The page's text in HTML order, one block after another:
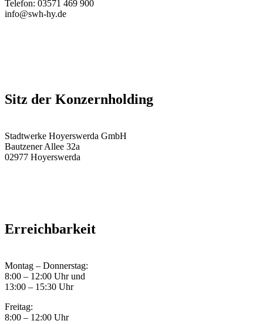
Telefon: 03571 469 900
info@swh-hy.de
Sitz der Konzernholding
Stadtwerke Hoyerswerda GmbH
Bautzener Allee 32a
02977 Hoyerswerda
Erreichbarkeit
Montag – Donnerstag:
8:00 – 12:00 Uhr und
13:00 – 15:30 Uhr
Freitag:
8:00 – 12:00 Uhr